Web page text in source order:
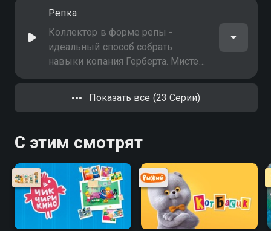
пара знает, что за ними
наблюдают
Репка
Коллектор в форме репы -
идеальный способ собрать
навыки копания Герберта. Мистер
Пит теряет коллектор среди кучи
репы, затрудняя Рексу Вектору
получение этой способности
Показать все (23 Серии)
С этим смотрят